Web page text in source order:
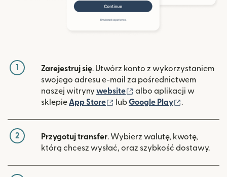
1 Zarejestruj się. Utwórz konto z wykorzystaniem
swojego adresu e-mail za pośrednictwem
naszej witryny website (otwiera się w nowym
albo aplikacji w
sklepieApp Store (otwiera się w nowym oknie)
lubGoogle Play (otwiera się
.
2 Przygotuj transfer. Wybierz walutę, kwotę,
którą chcesz wysłać, oraz szybkość dostawy.